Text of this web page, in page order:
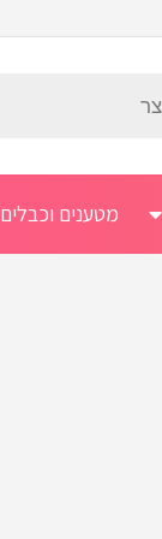
מטענים וכבלים